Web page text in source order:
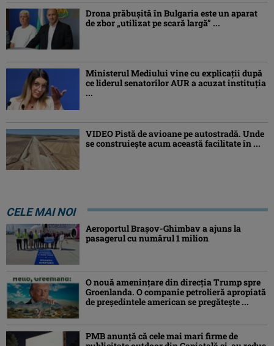
Drona prăbuşită în Bulgaria este un aparat
de zbor „utilizat pe scară largă” ...
Ministerul Mediului vine cu explicații după
ce liderul senatorilor AUR a acuzat instituția
...
VIDEO Pistă de avioane pe autostradă. Unde
se construiește acum această facilitate în ...
CELE MAI NOI
Aeroportul Brașov-Ghimbav a ajuns la
pasagerul cu numărul 1 milion
O nouă amenințare din direcția Trump spre
Groenlanda. O companie petrolieră apropiată
de președintele american se pregătește ...
PMB anunță că cele mai mari firme de